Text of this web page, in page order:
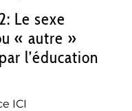
Le sexe
« autre »
l’éducation
ICI